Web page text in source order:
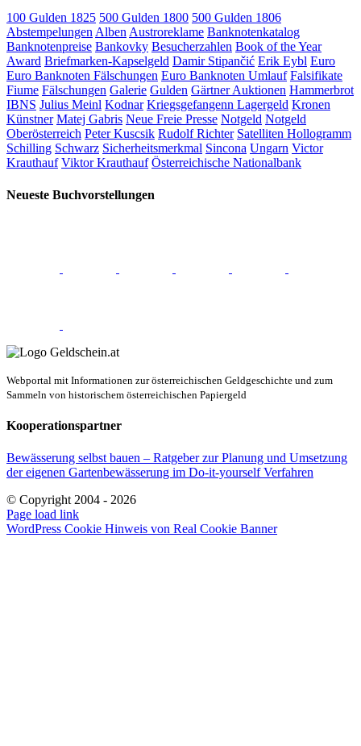
100 Gulden 1825 500 Gulden 1800 500 Gulden 1806
AbstempelungenAlbenAustroreklame Banknotenkatalog
Banknotenpreise Bankovky Besucherzahlen Book of the Year
Award Briefmarken-Kapselgeld Damir Stipančić Erik Eybl Euro
Euro Banknoten Fälschungen Euro Banknoten Umlauf Falsifikate
Fiume Fälschungen Galerie Gulden Gärtner Auktionen Hammerbrot
IBNS Julius Meinl Kodnar Kriegsgefangenn Lagergeld Kronen
Künstner Matej Gabris Neue Freie Presse Notgeld Notgeld
Oberösterreich Peter Kuscsik Rudolf Richter Satelliten Hollogramm
Schilling Schwarz Sicherheitsmerkmal Sincona Ungarn Victor
Krauthauf Viktor Krauthauf Österreichische Nationalbank
Neueste Buchvorstellungen
Webportal mit Informationen zur österreichischen Geldgeschichte und zum
Sammeln von historischem österreichischen Papiergeld
Kooperationspartner
Bewässerung selbst bauen – Ratgeber zur Planung und Umsetzung
der eigenen Gartenbewässerung im Do-it-yourself Verfahren
© Copyright 2004 - 2026
E-
Mail
Page load link
WordPress Cookie Hinweis von Real Cookie Banner